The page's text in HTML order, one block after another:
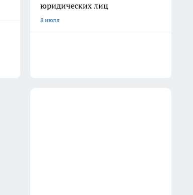
юридических лиц
8 июля